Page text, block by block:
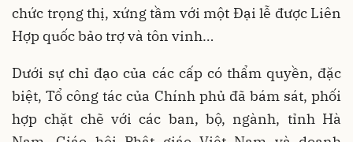
chức trọng thị, xứng tầm với một Đại lễ được Liên
Hợp quốc bảo trợ và tôn vinh…
Dưới sự chỉ đạo của các cấp có thẩm quyền, đặc
biệt, Tổ công tác của Chính phủ đã bám sát, phối
hợp chặt chẽ với các ban, bộ, ngành, tỉnh Hà